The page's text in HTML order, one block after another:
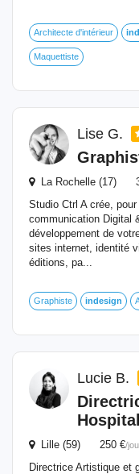
Architecte d'intérieur
Maquettiste
Lise G.
La Rochelle (17)
Studio Ctrl A crée,
communication Digital
développement de
sites internet, identité
éditions, pa...
Graphiste indesign
Lucie B.
Lille (59) 250 €/
Directrice Artistique et